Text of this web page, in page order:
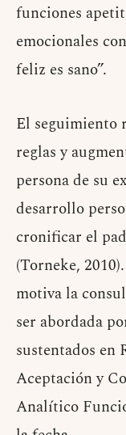
funciones
emocionales
feliz es sano”.
El seguimiento
reglas y
persona de su
desarrollo
cronificar el
(Torneke,
motiva la
ser abordada
sustentados en
Aceptación y
Analítico